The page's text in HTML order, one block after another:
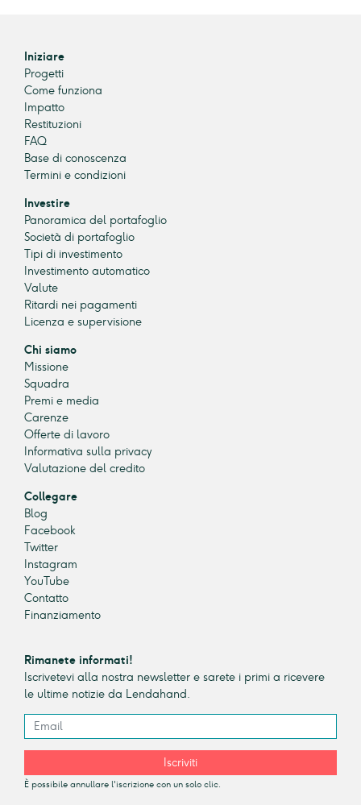
Iniziare
Progetti
Come funziona
Impatto
Restituzioni
FAQ
Base di conoscenza
Termini e condizioni
Investire
Panoramica del portafoglio
Società di portafoglio
Tipi di investimento
Investimento automatico
Valute
Ritardi nei pagamenti
Licenza e supervisione
Chi siamo
Missione
Squadra
Premi e media
Carenze
Offerte di lavoro
Informativa sulla privacy
Valutazione del credito
Collegare
Blog
Facebook
Twitter
Instagram
YouTube
Contatto
Finanziamento
Rimanete informati!
Iscrivetevi alla nostra newsletter e sarete i primi a ricevere
le ultime notizie da Lendahand.
Iscriviti
È possibile annullare l'iscrizione con un solo clic.